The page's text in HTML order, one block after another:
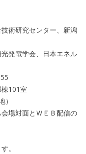
術研究センター、新潟
発電学会、日本エネル
101室
場対面とＷＥＢ配信の
。